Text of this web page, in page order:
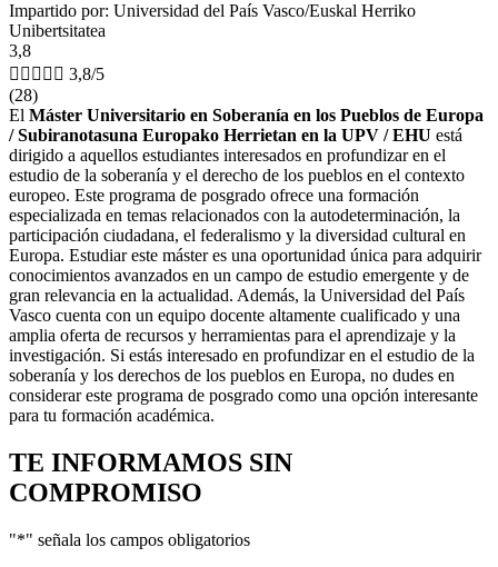
Impartido por: Universidad del País Vasco/Euskal Herriko
Unibertsitatea
3,8
     3,8/5
(28)
El Máster Universitario en Soberanía en los Pueblos de Europa
/ Subiranotasuna Europako Herrietan en la UPV / EHU está
dirigido a aquellos estudiantes interesados en profundizar en el
estudio de la soberanía y el derecho de los pueblos en el contexto
europeo. Este programa de posgrado ofrece una formación
especializada en temas relacionados con la autodeterminación, la
participación ciudadana, el federalismo y la diversidad cultural en
Europa. Estudiar este máster es una oportunidad única para adquirir
conocimientos avanzados en un campo de estudio emergente y de
gran relevancia en la actualidad. Además, la Universidad del País
Vasco cuenta con un equipo docente altamente cualificado y una
amplia oferta de recursos y herramientas para el aprendizaje y la
investigación. Si estás interesado en profundizar en el estudio de la
soberanía y los derechos de los pueblos en Europa, no dudes en
considerar este programa de posgrado como una opción interesante
para tu formación académica.
TE INFORMAMOS SIN
COMPROMISO
"*" señala los campos obligatorios